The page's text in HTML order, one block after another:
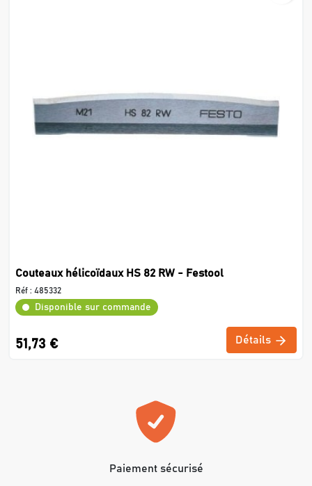
Couteaux hélicoïdaux HS 82 RW - Festool
Réf : 485332
Disponible sur commande
51,73 € Détails
Paiement sécurisé